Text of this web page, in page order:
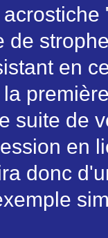
acrostiche
de
en
la
suite de
en
donc